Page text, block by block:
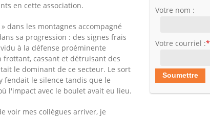
en cette association.
dans les montagnes accompagné
sa progression : des signes frais
à la défense proéminente
cassant et détruisant des
le dominant de ce secteur. Le sort
le silence tandis que le
l'impact avec le boulet avait eu lieu.
voir mes collègues arriver, je
Votre nom :
Votre courriel :*